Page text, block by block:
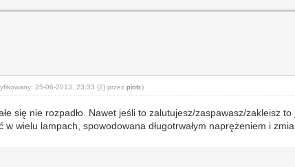
25-06-2013, 23:33 {2} przezpiotr.)
się nie rozpadło. Nawet jeśli to zalutujesz/zaspawasz/zakleisz
w wielu lampach, spowodowana długotrwałym naprężeniem i